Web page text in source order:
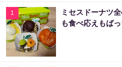
1
ミセスドーナツ
も食べ応えもばっ